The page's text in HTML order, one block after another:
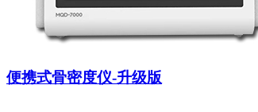
便携式骨密度仪-升级版